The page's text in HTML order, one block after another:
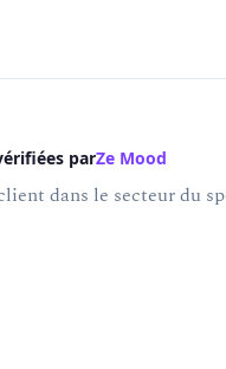
parZe Mood
dans le secteur du